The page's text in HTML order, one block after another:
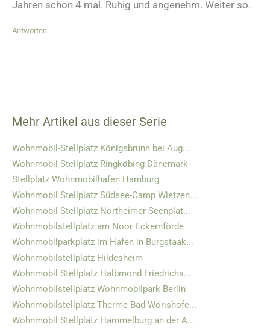
Jahren schon 4 mal. Ruhig und angenehm. Weiter so.
Antworten
Mehr Artikel aus dieser Serie
Wohnmobil-Stellplatz Königsbrunn bei Aug...
Wohnmobil-Stellplatz Ringkøbing Dänemark
Stellplatz Wohnmobilhafen Hamburg
Wohnmobil Stellplatz Südsee-Camp Wietzen...
Wohnmobil Stellplatz Northeimer Seenplat...
Wohnmobilstellplatz am Noor Eckernförde
Wohnmobilparkplatz im Hafen in Burgstaak...
Wohnmobilstellplatz Hildesheim
Wohnmobil Stellplatz Halbmond Friedrichs...
Wohnmobilstellplatz Wohnmobilpark Berlin
Wohnmobilstellplatz Therme Bad Wörishofe...
Wohnmobil Stellplatz Hammelburg an der A...